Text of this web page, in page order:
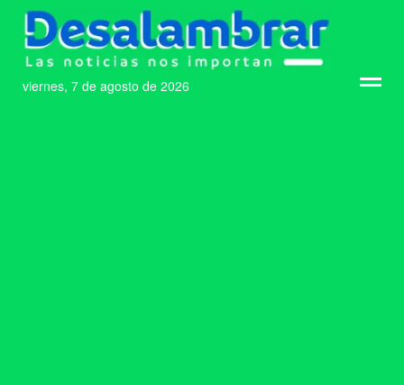
viernes, 7 de agosto de 2026